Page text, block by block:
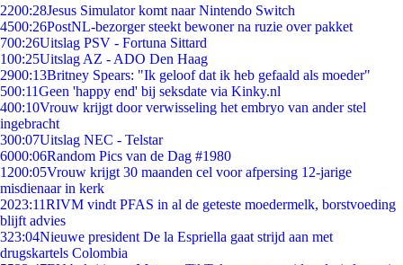
2200:28Jesus Simulator komt naar Nintendo Switch
4500:26PostNL-bezorger steekt bewoner na ruzie over pakket
700:26Uitslag PSV - Fortuna Sittard
100:25Uitslag AZ - ADO Den Haag
2900:13Britney Spears: "Ik geloof dat ik heb gefaald als moeder"
500:11Geen 'happy end' bij seksdate via Kinky.nl
400:10Vrouw krijgt door verwisseling het embryo van ander stel
ingebracht
300:07Uitslag NEC - Telstar
6000:06Random Pics van de Dag #1980
1200:05Vrouw krijgt 30 maanden cel voor afpersing 12-jarige
misdienaar in kerk
2023:11RIVM vindt PFAS in al de geteste moedermelk, borstvoeding
blijft advies
323:04Nieuwe president De la Espriella gaat strijd aan met
drugskartels Colombia